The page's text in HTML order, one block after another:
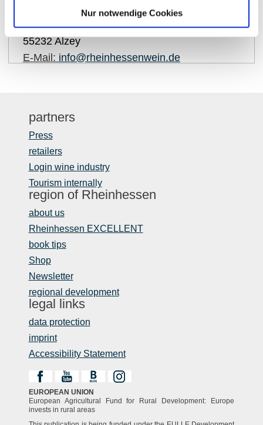
Nur notwendige Cookies
Rheinhessenwein e.V.
Otto-Lilienthal-Straße 4
55232 Alzey
E-Mail: info@rheinhessenwein.de
partners
Press
retailers
Login wine industry
Tourism internally
region of Rheinhessen
about us
Rheinhessen EXCELLENT
book tips
Shop
Newsletter
regional development
legal links
data protection
imprint
Accessibility Statement
EUROPEAN UNION
European Agricultural Fund for Rural Development: Europe
invests in rural areas